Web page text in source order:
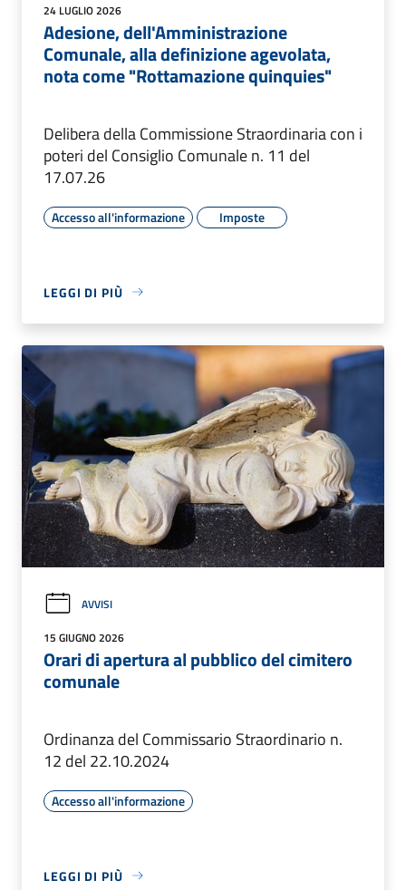
24 LUGLIO 2026
Adesione, dell'Amministrazione
Comunale, alla definizione agevolata,
nota come "Rottamazione quinquies"
Delibera della Commissione Straordinaria con i
poteri del Consiglio Comunale n. 11 del
17.07.26
Accesso all'informazione Imposte
LEGGI DI PIÙ
AVVISI
15 GIUGNO 2026
Orari di apertura al pubblico del cimitero
comunale
Ordinanza del Commissario Straordinario n.
12 del 22.10.2024
Accesso all'informazione
LEGGI DI PIÙ